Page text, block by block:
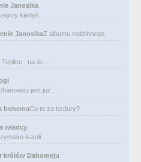
Janosika
kiedyś…
JanosikaZ albumu rodzinnego.
, na śc…
jest już…
bohemaCo to za bzdury?
władcy
katoli…
królów Dahomeju